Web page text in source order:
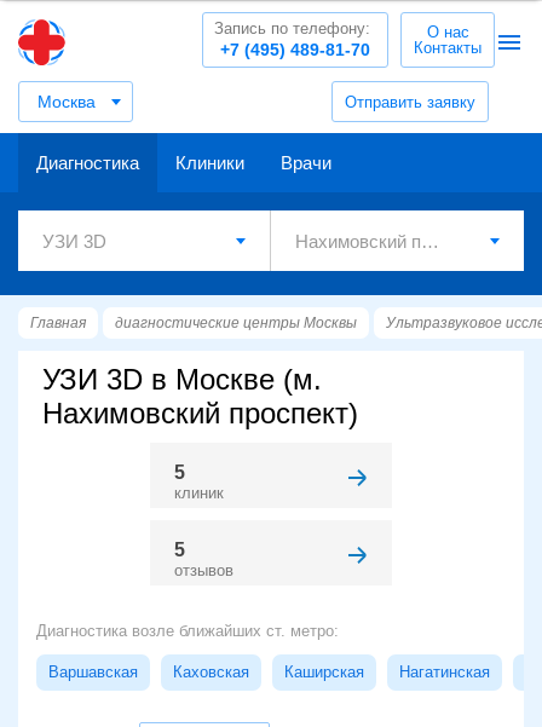
Москва Отправить заявку
+7 (495) 489-81-70
Запись по телефону:
О нас
Контакты
Диагностика Клиники Врачи
Главная диагностические центры Москвы Ультразвуковое
УЗИ 3D в Москве (м.
Нахимовский проспект)
5
клиник
5
отзывов
Диагностика возле ближайших ст. метро:
Варшавская Каховская Каширская Нагатинская